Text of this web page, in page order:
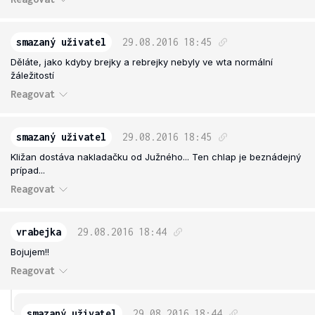
smazaný uživatel 29.08.2016 18:45
Děláte, jako kdyby brejky a rebrejky nebyly ve wta normální
žáležitostí
Reagovat
smazaný uživatel 29.08.2016 18:45
Kližan dostáva nakladačku od Južného... Ten chlap je beznádejný
prípad...
Reagovat
vrabejka 29.08.2016 18:44
Bojujem!!
Reagovat